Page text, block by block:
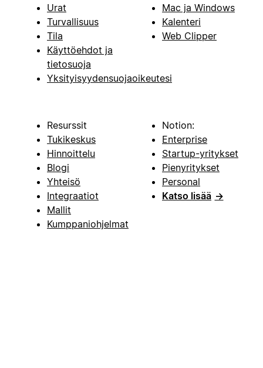
Urat
Turvallisuus
Tila
Käyttöehdot ja
tietosuoja
Yksityisyydensuojaoikeutesi
Mac ja Windows
Kalenteri
Web Clipper
Resurssit
Tukikeskus
Hinnoittelu
Blogi
Yhteisö
Integraatiot
Mallit
Kumppaniohjelmat
Notion:
Enterprise
Startup-yritykset
Pienyritykset
Personal
Katso lisää →